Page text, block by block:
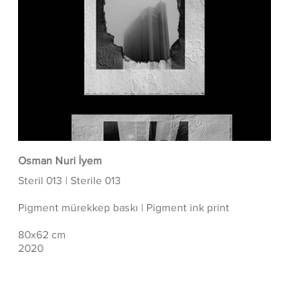
Osman Nuri İyem
Steril 013 | Sterile 013
Pigment mürekkep baskı | Pigment ink print
80x62 cm
2020